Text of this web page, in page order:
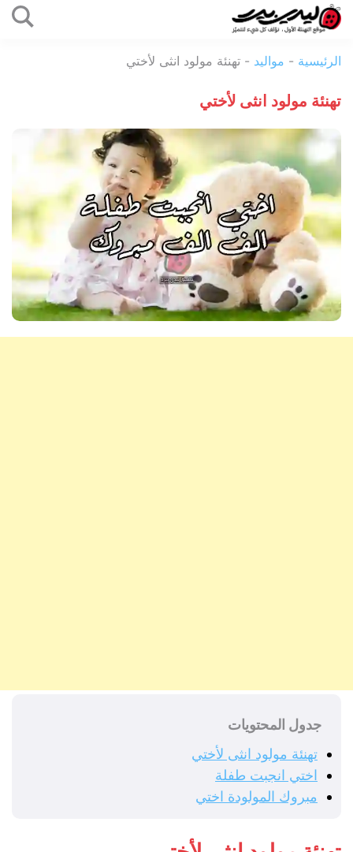
المحتوى
بيرد
الرئيسية - مواليد - تهنئة مولود انثى لأختي
تهنئة مولود انثى لأختي
جدول المحتويات
تهنئة مولود انثى لأختي
اختي انجبت طفلة
مبروك المولودة اختي